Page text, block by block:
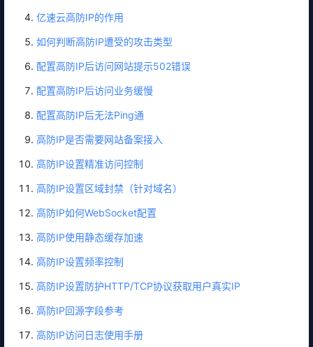
亿速云高防IP的作用
如何判断高防IP遭受的攻击类型
配置高防IP后访问网站提示502错误
配置高防IP后访问业务缓慢
配置高防IP后无法Ping通
高防IP是否需要网站备案接入
高防IP设置精准访问控制
高防IP设置区域封禁（针对域名）
高防IP如何WebSocket配置
高防IP使用静态缓存加速
高防IP设置频率控制
高防IP设置防护HTTP/TCP协议获取用户真实IP
高防IP回源字段参考
高防IP访问日志使用手册